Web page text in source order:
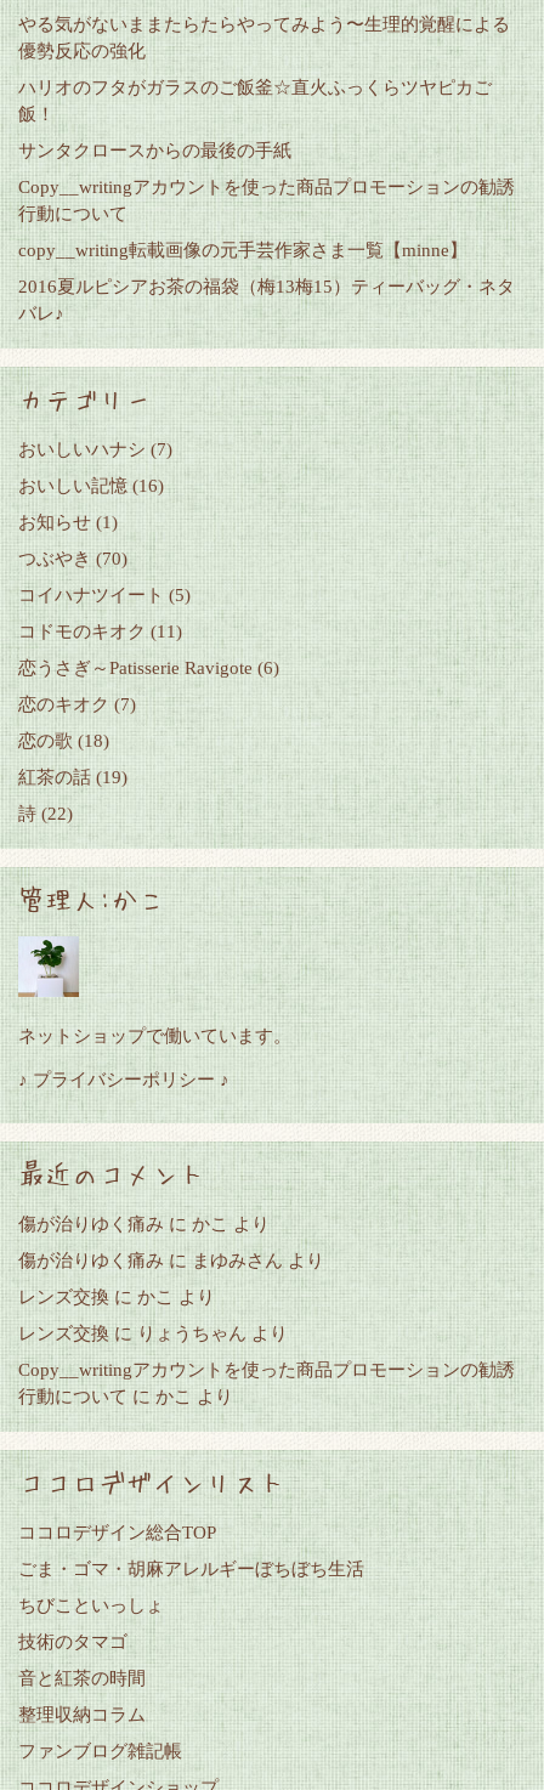
やる気がないままたらたらやってみよう〜生理的覚醒による
優勢反応の強化
ハリオのフタがガラスのご飯釜☆直火ふっくらツヤピカご
飯！
サンタクロースからの最後の手紙
Copy__writingアカウントを使った商品プロモーションの勧誘
行動について
copy__writing転載画像の元手芸作家さま一覧【minne】
2016夏ルピシアお茶の福袋（梅13梅15）ティーバッグ・ネタ
バレ♪
カテゴリー
おいしいハナシ (7)
おいしい記憶 (16)
お知らせ (1)
つぶやき (70)
コイハナツイート (5)
コドモのキオク (11)
恋うさぎ～Patisserie Ravigote (6)
恋のキオク (7)
恋の歌 (18)
紅茶の話 (19)
詩 (22)
管理人:かこ
ネットショップで働いています。
♪ プライバシーポリシー ♪
最近のコメント
傷が治りゆく痛み に かこ より
傷が治りゆく痛み に まゆみさんより
レンズ交換 に かこ
より
レンズ交換 に りょうちゃん より
Copy__writingアカウントを使った商品プロモーションの勧誘
行動について に かこ より
ココロデザインリスト
ココロデザイン総合TOP
ごま・ゴマ・胡麻アレルギーぼちぼち生活
ちびこといっしょ
技術のタマゴ
音と紅茶の時間
整理収納コラム
ファンブログ雑記帳